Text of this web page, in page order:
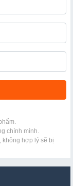
chính mình.
không hợp lý sẽ bị